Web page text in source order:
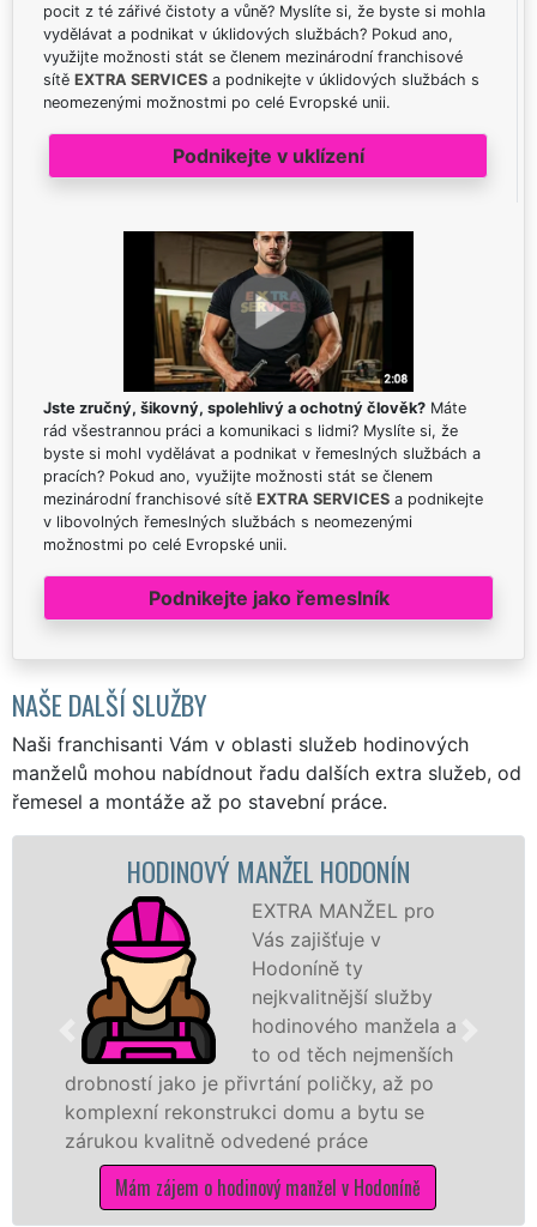
pocit z té zářivé čistoty a vůně? Myslíte si, že byste si mohla
vydělávat a podnikat v úklidových službách? Pokud ano,
využijte možnosti stát se členem mezinárodní franchisové
sítě EXTRA SERVICES a podnikejte v úklidových službách s
neomezenými možnostmi po celé Evropské unii.
Podnikejte v uklízení
Jste zručný, šikovný, spolehlivý a ochotný člověk? Máte
rád všestrannou práci a komunikaci s lidmi? Myslíte si, že
byste si mohl vydělávat a podnikat v řemeslných službách a
pracích? Pokud ano, využijte možnosti stát se členem
mezinárodní franchisové sítě EXTRA SERVICES a podnikejte
v libovolných řemeslných službách s neomezenými
možnostmi po celé Evropské unii.
Podnikejte jako řemeslník
NAŠE DALŠÍ SLUŽBY
Naši franchisanti Vám v oblasti služeb hodinových
manželů mohou nabídnout řadu dalších extra služeb, od
řemesel a montáže až po stavební práce.
MANŽEL HODONÍN
EXTRA MANŽEL pro
Vás zajišťuje v
Hodoníně ty
nejkvalitnější služby
hodinového manžela a
to od těch nejmenších
přivrtání poličky, až po
domu a bytu se
odvedené práce
hodinový manžel v Hodoníně
záštitou
proto jsme
potřebné práce
Mám zájem o